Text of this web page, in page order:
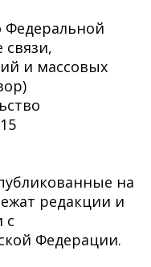
Федеральной
связи,
и массовых
на
редакции и
с
Федерации.